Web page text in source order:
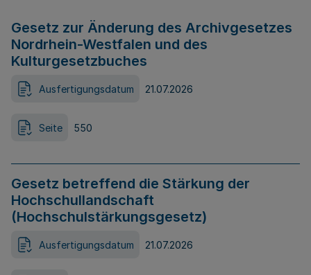
Gesetz zur Änderung des Archivgesetzes
Nordrhein-Westfalen und des
Kulturgesetzbuches
Ausfertigungsdatum 21.07.2026
Seite 550
Gesetz betreffend die Stärkung der
Hochschullandschaft
(Hochschulstärkungsgesetz)
Ausfertigungsdatum 21.07.2026